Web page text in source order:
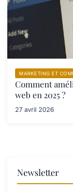
MARKETING ET
Comment
web en 2025 ?
27 avril 2026
Newsletter